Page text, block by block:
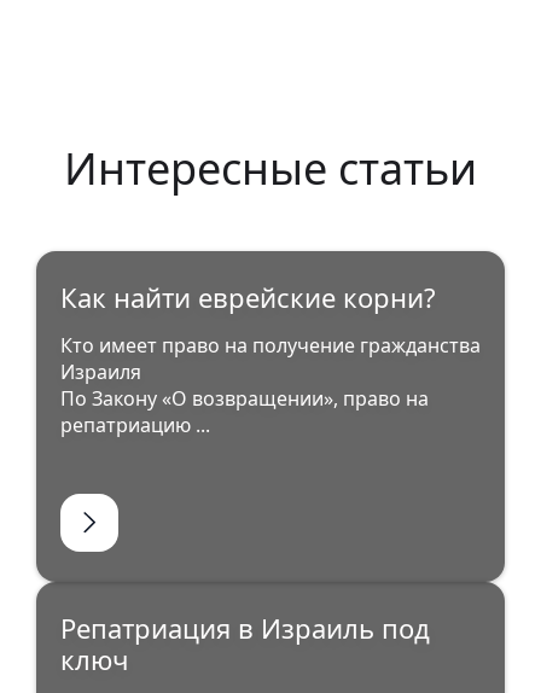
Интересные статьи
Как найти еврейские корни?
Кто имеет право на получение гражданства
Израиля
По Закону «О возвращении», право на
репатриацию ...
Репатриация в Израиль под
ключ